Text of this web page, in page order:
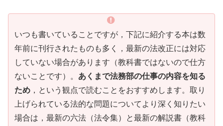
いつも書いていることですが，下記に紹介する本は数
年前に刊行されたものも多く，最新の法改正には対応
していない場合があります（教科書ではないので仕方
ないことです）。 あくまで法務部の仕事の内容を知る
ため ，という観点で読むことをおすすめします。取り
上げられている法的な問題についてより深く知りたい
場合は，最新の六法（法令集）と最新の解説書（教科